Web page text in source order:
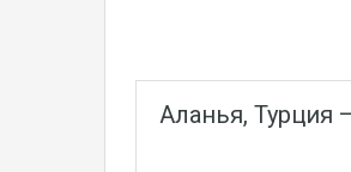
Аланья, Турция